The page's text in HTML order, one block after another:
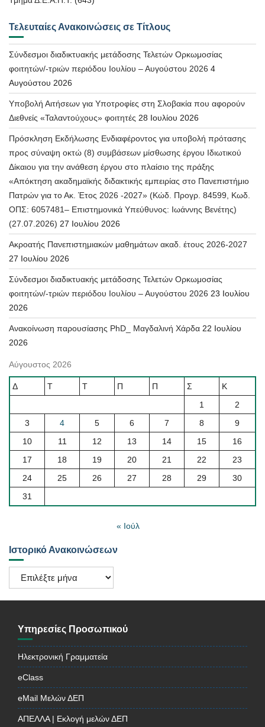
Τελευταίες Ανακοινώσεις σε Τίτλους
Σύνδεσμοι διαδικτυακής μετάδοσης Τελετών Ορκωμοσίας
φοιτητών/-τριών περιόδου Ιουλίου – Αυγούστου 2026 4
Αυγούστου 2026
Υποβολή Αιτήσεων για Υποτροφίες στη Σλοβακία που αφορούν
Διεθνείς «Ταλαντούχους» φοιτητές 28 Ιουλίου 2026
Πρόσκληση Εκδήλωσης Ενδιαφέροντος για υποβολή πρότασης
προς σύναψη οκτώ (8) συμβάσεων μίσθωσης έργου Ιδιωτικού
Δίκαιου για την ανάθεση έργου στο πλαίσιο της πράξης
«Απόκτηση ακαδημαϊκής διδακτικής εμπειρίας στο Πανεπιστήμιο
Πατρών για το Ακ. Έτος 2026 -2027» (Κώδ. Προγρ. 84599, Κωδ.
ΟΠΣ: 6057481– Επιστημονικά Υπεύθυνος: Ιωάννης Βενέτης)
(27.07.2026) 27 Ιουλίου 2026
Ακροατής Πανεπιστημιακών μαθημάτων ακαδ. έτους 2026-2027
27 Ιουλίου 2026
Σύνδεσμοι διαδικτυακής μετάδοσης Τελετών Ορκωμοσίας
φοιτητών/-τριών περιόδου Ιουλίου – Αυγούστου 2026 23 Ιουλίου
2026
Ανακοίνωση παρουσίασης PhD_ Μαγδαλινή Χάρδα 22 Ιουλίου
2026
Αύγουστος 2026
Δ Τ Τ Π Π Σ
Κ
1
2
3
4 5 6 7 8
9
10
11 12 13 14 15
16
17
18 19 20 21 22
23
24
25 26 27 28 29
30
31
« Ιούλ
Ιστορικό Ανακοινώσεων
Ιστορικό
Ανακοινώσεων
Υπηρεσίες Προσωπικού
Ηλεκτρονική Γραμματεία
eClass
eMail Μελών ΔΕΠ
ΑΠΕΛΛΑ | Εκλογή μελών ΔΕΠ